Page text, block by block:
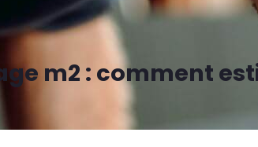
m2 : comment